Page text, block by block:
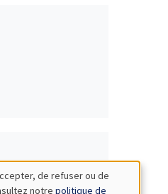
de refuser ou de
notre politique de